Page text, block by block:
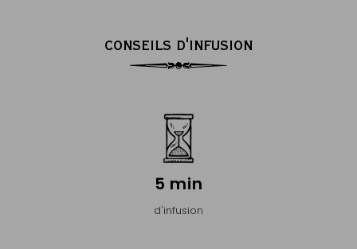
CONSEILS D'INFUSION
5 min
d'infusion